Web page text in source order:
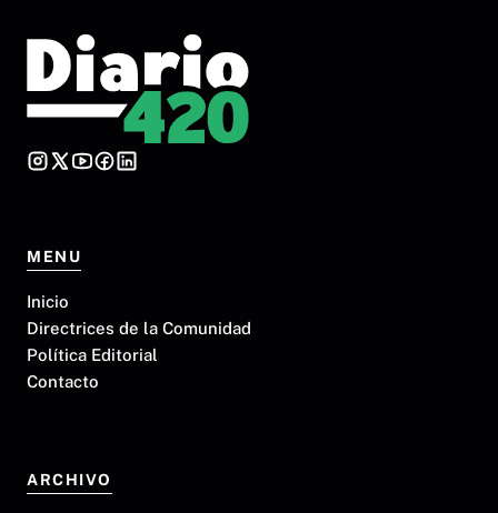
MENU
Inicio
Directrices de la Comunidad
Política Editorial
Contacto
ARCHIVO